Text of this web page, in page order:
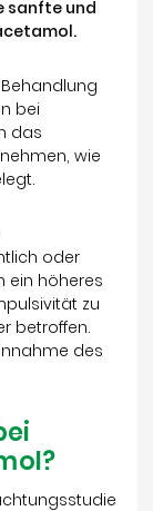
sanfte und
bei
das
wie
oder
ein höheres
zu
betroffen.
des